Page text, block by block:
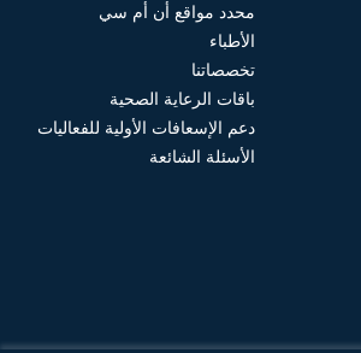
محدد مواقع أن أم سي
الأطباء
تخصصاتنا
باقات الرعاية الصحية
دعم الإسعافات الأولية للفعاليات
الأسئلة الشائعة